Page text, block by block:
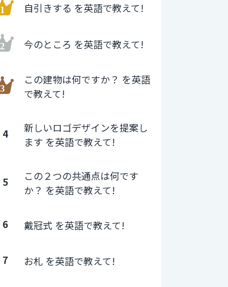
自引きする を英語で教えて!
今のところ を英語で教えて!
この建物は何ですか？ を英語
で教えて!
4
新しいロゴデザインを提案し
ます を英語で教えて!
5
この２つの共通点は何です
か？ を英語で教えて!
6 戴冠式 を英語で教えて!
7 お札 を英語で教えて!